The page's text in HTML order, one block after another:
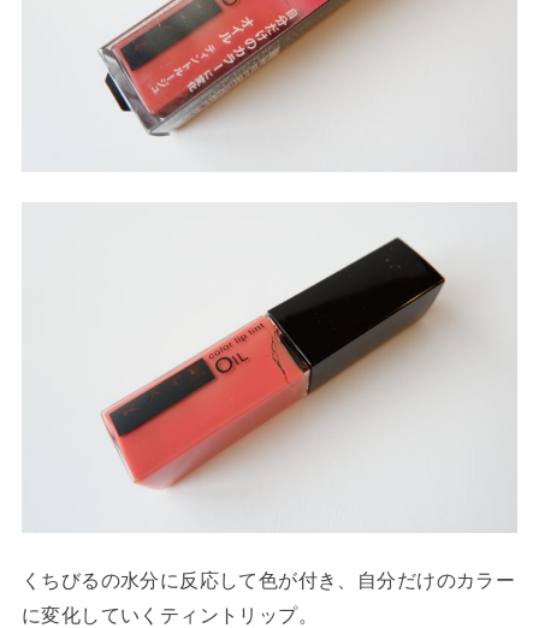
くちびるの水分に反応して色が付き、自分だけのカラー
に変化していくティントリップ。